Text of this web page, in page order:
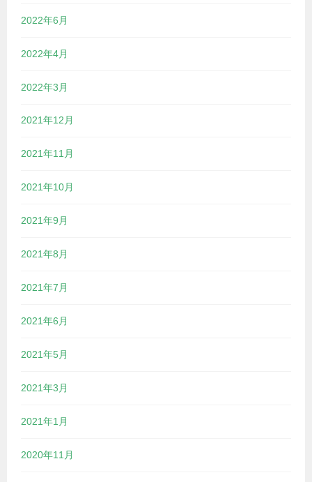
2022年6月
2022年4月
2022年3月
2021年12月
2021年11月
2021年10月
2021年9月
2021年8月
2021年7月
2021年6月
2021年5月
2021年3月
2021年1月
2020年11月